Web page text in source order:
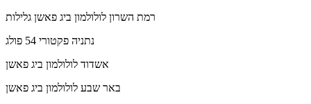
רמת השרון לולולמון ביג פאשן גלילות
נתניה פקטורי 54 פולג
אשדוד לולולמון ביג פאשן
באר שבע לולולמון ביג פאשן